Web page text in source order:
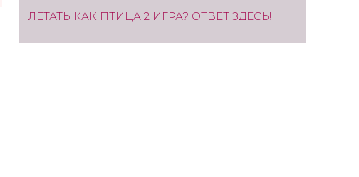
ЛЕТАТЬ КАК ПТИЦА 2 ИГРА? ОТВЕТ ЗДЕСЬ!